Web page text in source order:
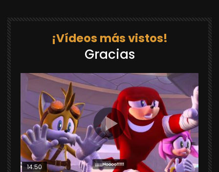
¡Vídeos más vistos!
Gracias
14:50